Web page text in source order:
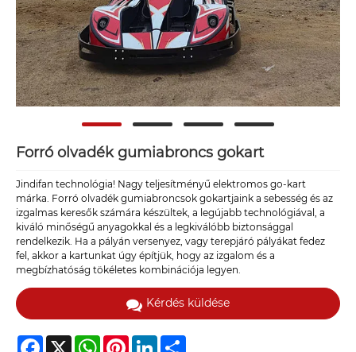
Forró olvadék gumiabroncs gokart
Jindifan technológia! Nagy teljesítményű elektromos go-kart
márka. Forró olvadék gumiabroncsok gokartjaink a sebesség és az
izgalmas keresők számára készültek, a legújabb technológiával, a
kiváló minőségű anyagokkal és a legkiválóbb biztonsággal
rendelkezik. Ha a pályán versenyez, vagy terepjáró pályákat fedez
fel, akkor a kartunkat úgy építjük, hogy az izgalom és a
megbízhatóság tökéletes kombinációja legyen.
Kérdés küldése
Facebook
X WhatsAppPinterestLinkedIn